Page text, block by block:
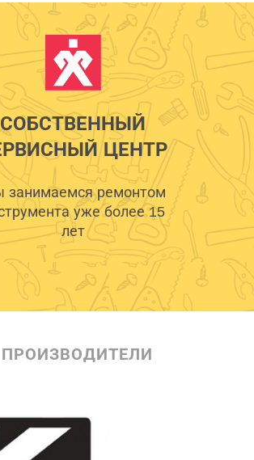
СОБСТВЕННЫЙ
ЦЕНТР
ремонтом
уже более 15
лет
ПРОИЗВОДИТЕЛИ